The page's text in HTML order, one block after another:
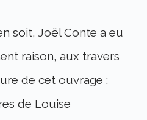
soit, Joël Conte a eu
raison, aux travers
de cet ouvrage :
de Louise